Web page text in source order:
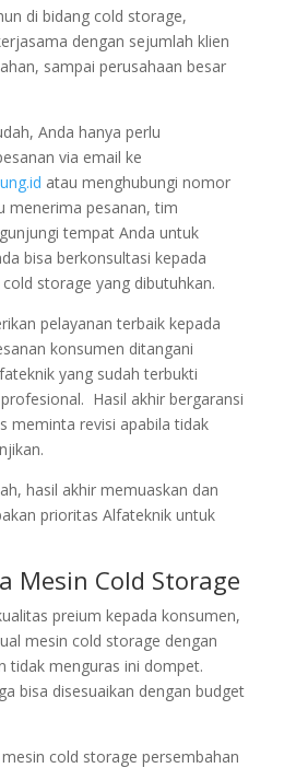
di bidang cold storage,
dengan sejumlah klien
sampai perusahaan besar
Anda hanya perlu
via email ke
atau menghubungi nomor
menerima pesanan, tim
tempat Anda untuk
bisa berkonsultasi kepada
storage yang dibutuhkan.
pelayanan terbaik kepada
konsumen ditangani
yang sudah terbukti
Hasil akhir bergaransi
meminta revisi apabila tidak
hasil akhir memuaskan dan
prioritas Alfateknik untuk
Mesin Cold Storage
preium kepada konsumen,
mesin cold storage dengan
tidak menguras ini dompet.
bisa disesuaikan dengan budget
cold storage persembahan